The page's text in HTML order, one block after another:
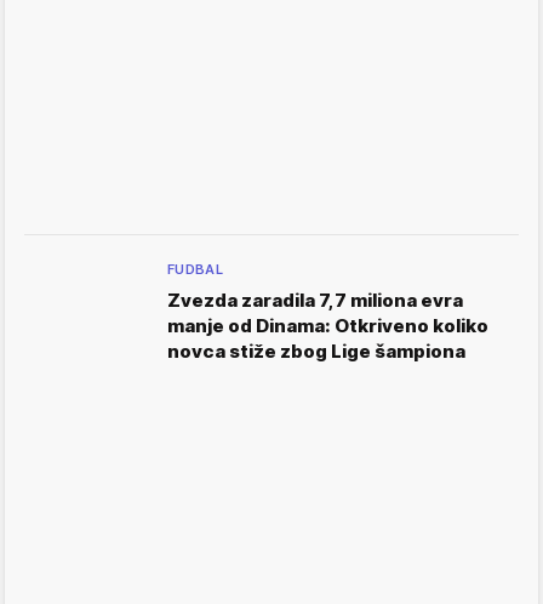
FUDBAL
Zvezda zaradila 7,7 miliona evra
manje od Dinama: Otkriveno koliko
novca stiže zbog Lige šampiona